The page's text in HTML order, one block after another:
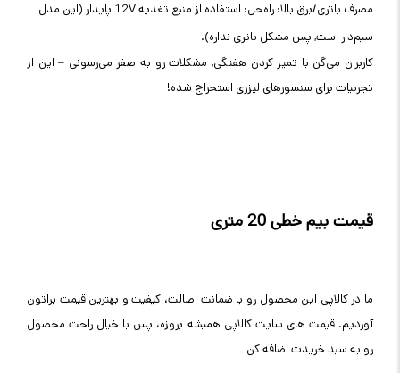
مصرف باتری/برق بالا: راه‌حل: استفاده از منبع تغذیه 12V پایدار (این مدل
سیم‌دار است, پس مشکل باتری نداره).
کاربران می‌گن با تمیز کردن هفتگی, مشکلات رو به صفر می‌رسونی – این از
تجربیات برای سنسورهای لیزری استخراج شده!
قیمت بیم خطی 20 متری
ما در کالاپی این محصول رو با ضمانت اصالت، کیفیت و بهترین قیمت براتون
آوردیم. قیمت های سایت کالاپی همیشه بروزه، پس با خیال راحت محصول
رو به سبد خریدت اضافه کن